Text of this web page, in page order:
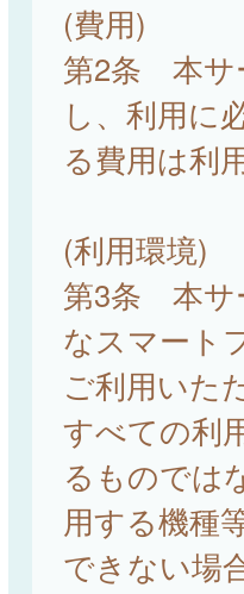
(費用)
第2条 本サ
し、利用に
る費用は利
(利用環境)
第3条 本サ
なスマート
ご利用いた
すべての利
るものでは
用する機種
できない場